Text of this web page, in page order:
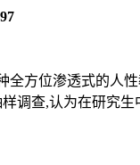
全方位渗透式的人
调查,认为在研究